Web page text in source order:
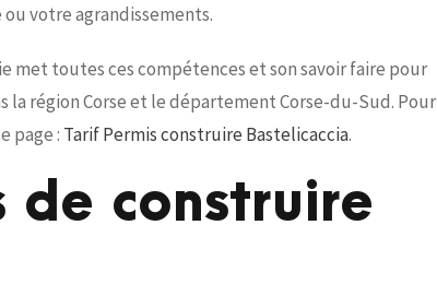
votre agrandissements.
met toutes ces compétences et son savoir faire pour
la région Corse et le département Corse-du-Sud. Pour
page : Tarif Permis construire Bastelicaccia.
de construire